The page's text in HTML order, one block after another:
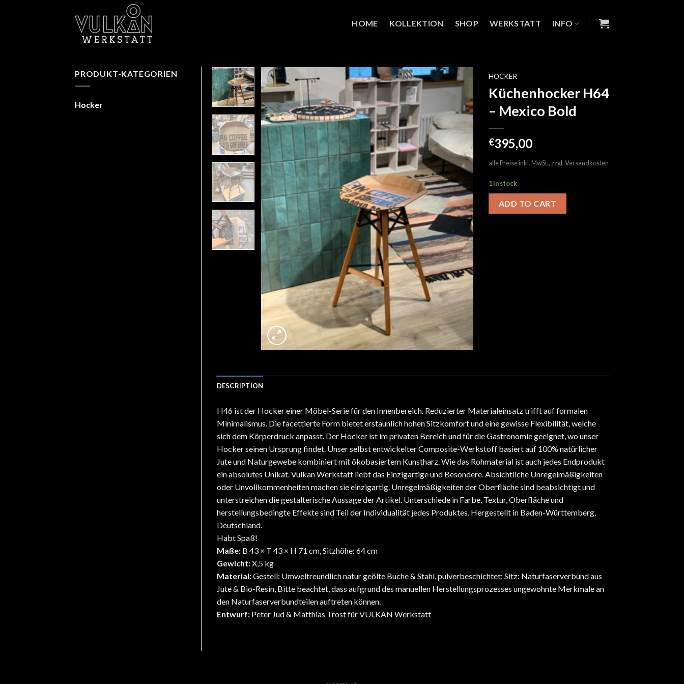
HOME KOLLEKTION SHOP WERKSTATT INFO
PRODUKT-KATEGORIEN
Hocker
Wunschliste
HOCKER
Küchenhocker H64
– Mexico Bold
€395,00
alle Preise inkl. MwSt., zzgl.Versandkosten
1 in stock
ADD TO CART
DESCRIPTION
H46 ist der Hocker einer Möbel-Serie für den Innenbereich. Reduzierter Materialeinsatz trifft auf formalen
Minimalismus. Die facettierte Form bietet erstaunlich hohen Sitzkomfort und eine gewisse Flexibilität, welche
sich dem Körperdruck anpasst. Der Hocker ist im privaten Bereich und für die Gastronomie geeignet, wo unser
Hocker seinen Ursprung findet. Unser selbst entwickelter Composite-Werkstoff basiert auf 100% natürlicher
Jute und Naturgewebe kombiniert mit ökobasiertem Kunstharz. Wie das Rohmaterial ist auch jedes Endprodukt
ein absolutes Unikat. Vulkan Werkstatt liebt das Einzigartige und Besondere. Absichtliche Unregelmäßigkeiten
oder Unvollkommenheiten machen sie einzigartig. Unregelmäßigkeiten der Oberfläche sind beabsichtigt und
unterstreichen die gestalterische Aussage der Artikel. Unterschiede in Farbe, Textur, Oberfläche und
herstellungsbedingte Effekte sind Teil der Individualität jedes Produktes. Hergestellt in Baden-Württemberg,
Deutschland.
Habt Spaß!
Maße:B 43 × T 43 × H 71 cm, Sitzhöhe: 64 cm
Gewicht:X,5 kg
Material:Gestell: Umweltreundlich natur geölte Buche & Stahl, pulverbeschichtet; Sitz: Naturfaserverbund aus
Jute & Bio-Resin, Bitte beachtet, dass aufgrund des manuellen Herstellungsprozesses ungewohnte Merkmale an
den Naturfaserverbundteilen auftreten können.
Entwurf:Peter Jud & Matthias Trost für VULKAN Werkstatt